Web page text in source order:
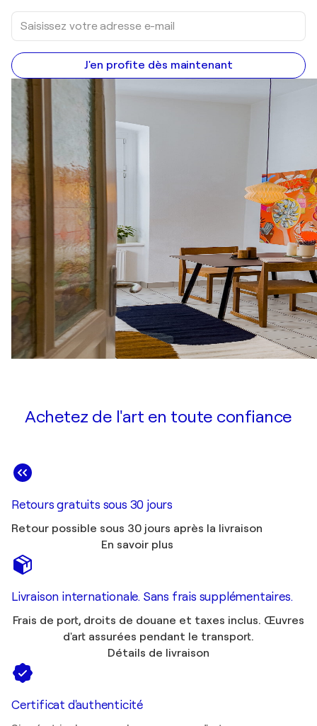
J'en profite dès maintenant
Achetez de l'art en toute confiance
Retours gratuits sous 30 jours
Retour possible sous 30 jours après la livraison
En savoir plus
Livraison internationale. Sans frais supplémentaires.
Frais de port, droits de douane et taxes inclus. Œuvres
d'art assurées pendant le transport.
Détails de livraison
Certificat d'authenticité